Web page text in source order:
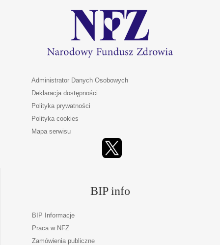
Administrator Danych Osobowych
Deklaracja dostępności
Polityka prywatności
Polityka cookies
Mapa serwisu
BIP info
BIP Informacje
Praca w NFZ
Zamówienia publiczne